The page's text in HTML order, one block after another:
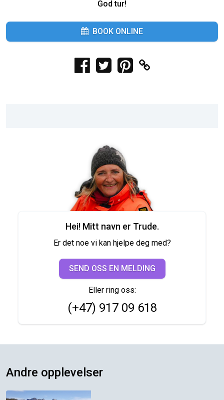
God tur!
BOOK ONLINE
Hei! Mitt navn er Trude.
Er det noe vi kan hjelpe deg med?
SEND OSS EN MELDING
Eller ring oss:
(+47) 917 09 618
Andre opplevelser